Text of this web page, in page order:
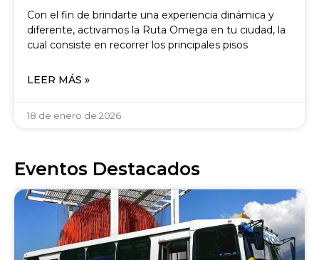
Con el fin de brindarte una experiencia dinámica y
diferente, activamos la Ruta Omega en tu ciudad, la
cual consiste en recorrer los principales pisos
LEER MÁS »
18 de enero de 2026
Eventos Destacados